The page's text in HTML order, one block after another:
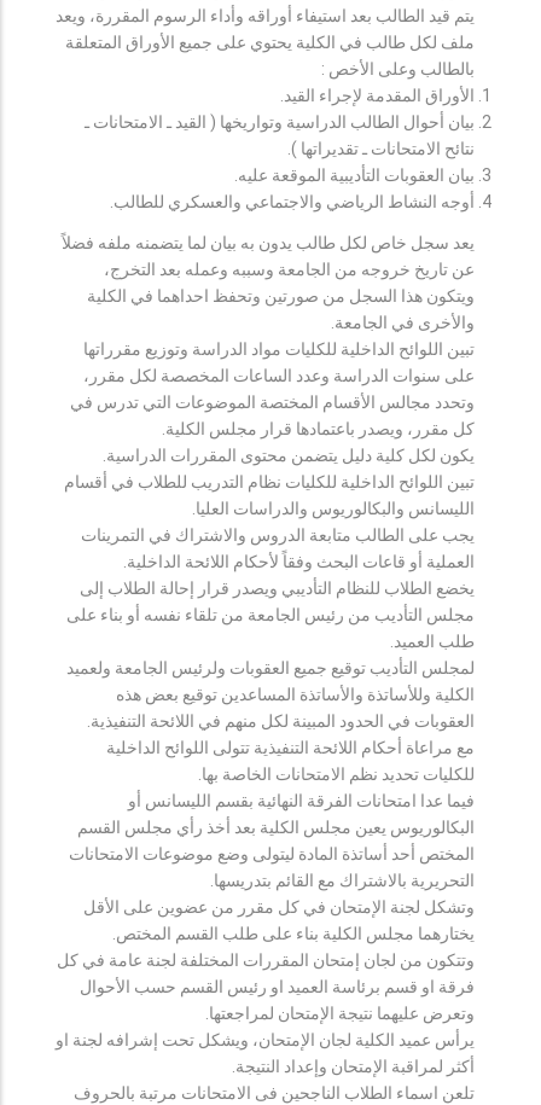
يتم قيد الطالب بعد استيفاء أوراقه وأداء الرسوم المقررة، ويعد
ملف لكل طالب في الكلية يحتوي على جميع الأوراق المتعلقة
بالطالب وعلى الأخص :
الأوراق المقدمة لإجراء القيد.
بيان أحوال الطالب الدراسية وتواريخها ( القيد ـ الامتحانات ـ
نتائح الامتحانات ـ تقديراتها ).
بيان العقوبات التأديبية الموقعة عليه.
أوجه النشاط الرياضي والاجتماعي والعسكري للطالب.
يعد سجل خاص لكل طالب يدون به بيان لما يتضمنه ملفه فضلاً
عن تاريخ خروجه من الجامعة وسببه وعمله بعد التخرج،
ويتكون هذا السجل من صورتين وتحفظ احداهما في الكلية
والأخرى في الجامعة.
تبين اللوائح الداخلية للكليات مواد الدراسة وتوزيع مقرراتها
على سنوات الدراسة وعدد الساعات المخصصة لكل مقرر،
وتحدد مجالس الأقسام المختصة الموضوعات التي تدرس في
كل مقرر، ويصدر باعتمادها قرار مجلس الكلية.
يكون لكل كلية دليل يتضمن محتوى المقررات الدراسية.
تبين اللوائح الداخلية للكليات نظام التدريب للطلاب في أقسام
الليسانس والبكالوريوس والدراسات العليا.
يجب على الطالب متابعة الدروس والاشتراك في التمرينات
العملية أو قاعات البحث وفقاً لأحكام اللائحة الداخلية.
يخضع الطلاب للنظام التأديبي ويصدر قرار إحالة الطلاب إلى
مجلس التأديب من رئيس الجامعة من تلقاء نفسه أو بناء على
طلب العميد.
لمجلس التأديب توقيع جميع العقوبات ولرئيس الجامعة ولعميد
الكلية وللأساتذة والأساتذة المساعدين توقيع بعض هذه
العقوبات في الحدود المبينة لكل منهم في اللائحة التنفيذية.
مع مراعاة أحكام اللائحة التنفيذية تتولى اللوائح الداخلية
للكليات تحديد نظم الامتحانات الخاصة بها.
فيما عدا امتحانات الفرقة النهائية بقسم الليسانس أو
البكالوريوس يعين مجلس الكلية بعد أخذ رأي مجلس القسم
المختص أحد أساتذة المادة ليتولى وضع موضوعات الامتحانات
التحريرية بالاشتراك مع القائم بتدريسها.
وتشكل لجنة الإمتحان في كل مقرر من عضوين على الأقل
يختارهما مجلس الكلية بناء على طلب القسم المختص.
وتتكون من لجان إمتحان المقررات المختلفة لجنة عامة في كل
فرقة او قسم برئاسة العميد او رئيس القسم حسب الأحوال
وتعرض عليهما نتيجة الإمتحان لمراجعتها.
يرأس عميد الكلية لجان الإمتحان، ويشكل تحت إشرافه لجنة او
أكثر لمراقبة الإمتحان وإعداد النتيجة.
تلعن اسماء الطلاب الناجحين فى الامتحانات مرتبة بالحروف